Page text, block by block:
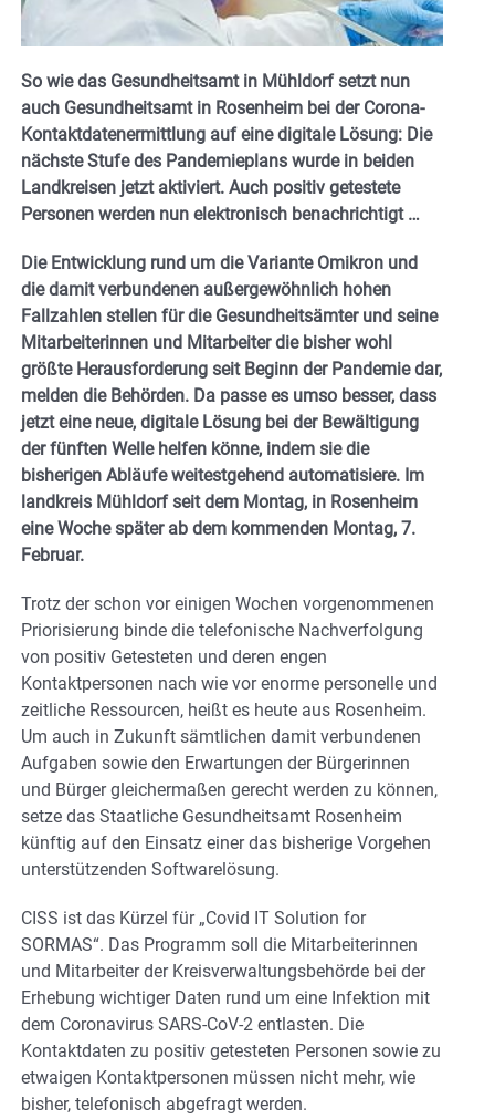
So wie das Gesundheitsamt in Mühldorf setzt nun
auch Gesundheitsamt in Rosenheim bei der Corona-
Kontaktdatenermittlung auf eine digitale Lösung: Die
nächste Stufe des Pandemieplans wurde in beiden
Landkreisen jetzt aktiviert. Auch positiv getestete
Personen werden nun elektronisch benachrichtigt …
Die Entwicklung rund um die Variante Omikron und
die damit verbundenen außergewöhnlich hohen
Fallzahlen stellen für die Gesundheitsämter und seine
Mitarbeiterinnen und Mitarbeiter die bisher wohl
größte Herausforderung seit Beginn der Pandemie dar,
melden die Behörden. Da passe es umso besser, dass
jetzt eine neue, digitale Lösung bei der Bewältigung
der fünften Welle helfen könne, indem sie die
bisherigen Abläufe weitestgehend automatisiere. Im
landkreis Mühldorf seit dem Montag, in Rosenheim
eine Woche später ab dem kommenden Montag, 7.
Februar.
Trotz der schon vor einigen Wochen vorgenommenen
Priorisierung binde die telefonische Nachverfolgung
von positiv Getesteten und deren engen
Kontaktpersonen nach wie vor enorme personelle und
zeitliche Ressourcen, heißt es heute aus Rosenheim.
Um auch in Zukunft sämtlichen damit verbundenen
Aufgaben sowie den Erwartungen der Bürgerinnen
und Bürger gleichermaßen gerecht werden zu können,
setze das Staatliche Gesundheitsamt Rosenheim
künftig auf den Einsatz einer das bisherige Vorgehen
unterstützenden Softwarelösung.
CISS ist das Kürzel für „Covid IT Solution for
SORMAS“. Das Programm soll die Mitarbeiterinnen
und Mitarbeiter der Kreisverwaltungsbehörde bei der
Erhebung wichtiger Daten rund um eine Infektion mit
dem Coronavirus SARS-CoV-2 entlasten. Die
Kontaktdaten zu positiv getesteten Personen sowie zu
etwaigen Kontaktpersonen müssen nicht mehr, wie
bisher, telefonisch abgefragt werden.